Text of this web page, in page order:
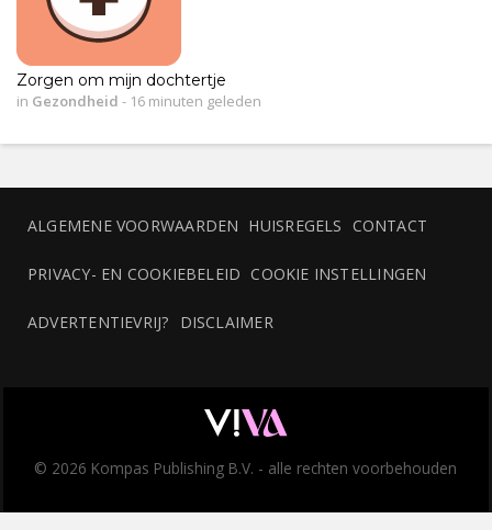
Zorgen om mijn dochtertje
in Gezondheid - 16 minuten geleden
ALGEMENE VOORWAARDEN HUISREGELS CONTACT
PRIVACY- EN COOKIEBELEID COOKIE INSTELLINGEN
ADVERTENTIEVRIJ? DISCLAIMER
© 2026 Kompas Publishing B.V. - alle rechten voorbehouden